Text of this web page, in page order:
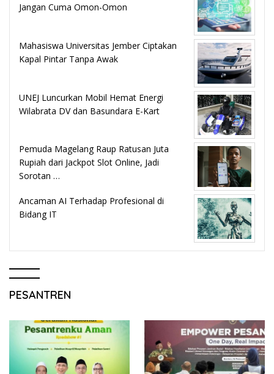
Jangan Cuma Omon-Omon
Mahasiswa Universitas Jember Ciptakan
Kapal Pintar Tanpa Awak
UNEJ Luncurkan Mobil Hemat Energi
Wilabrata DV dan Basundara E-Kart
Pemuda Magelang Raup Ratusan Juta
Rupiah dari Jackpot Slot Online, Jadi
Sorotan …
Ancaman AI Terhadap Profesional di
Bidang IT
PESANTREN